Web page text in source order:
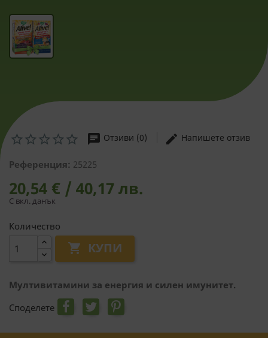
chat Отзиви (0) edit Напишете отзив
Референция: 25225
20,54 € / 40,17 лв.
С вкл. данък
Количество
 КУПИ
Мултивитамини за енергия и силен имунитет.
Споделете